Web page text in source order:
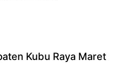
Kubu Raya Maret